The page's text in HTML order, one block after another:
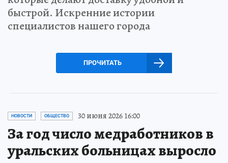
быстрой. Искренние истории
специалистов нашего города
ПРОЧИТАТЬ
НОВОСТИ ОБЩЕСТВО 30 июня 2026 16:00
За год число медработников в
уральских больницах выросло